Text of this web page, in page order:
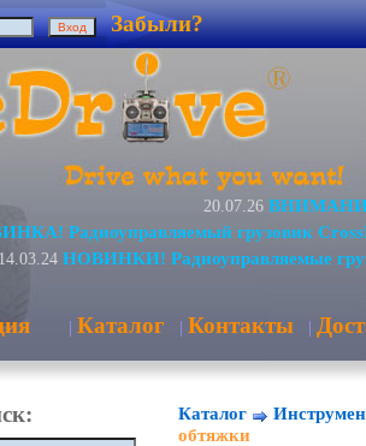
Забыли?
20.07.26 ВНИМАНИЕ!
Радиоуправляемый грузовик
14.03.24 НОВИНКИ! Радиоуправляемые
| Каталог | Контакты |
Каталог
обтяжки